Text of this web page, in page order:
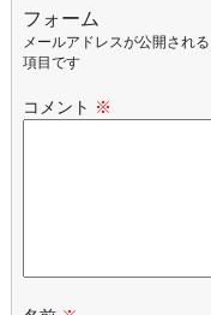
フォーム
メールアドレスが公開される
項目です
コメント ※